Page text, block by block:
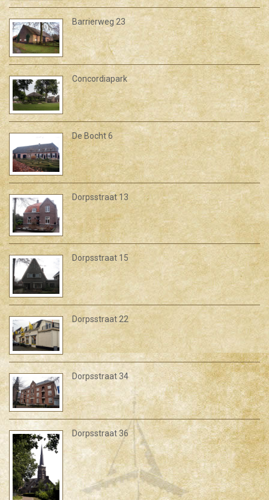
Barrierweg 23
Concordiapark
De Bocht 6
Dorpsstraat 13
Dorpsstraat 15
Dorpsstraat 22
Dorpsstraat 34
Dorpsstraat 36